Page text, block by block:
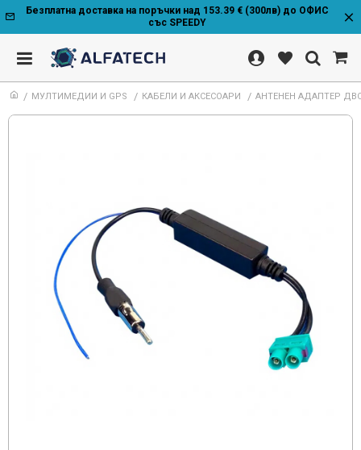
Безплатна доставка на поръчки над 153.39 € (300лв) до ОФИС
със SPEEDY
МУЛТИМЕДИИ И GPS КАБЕЛИ И АКСЕСОАРИ АНТЕНЕН АДАПТЕР